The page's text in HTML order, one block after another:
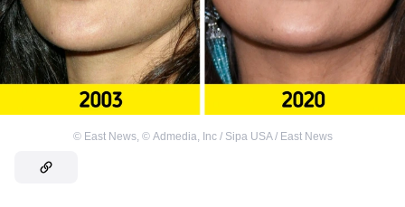
© East News, © Admedia, Inc / Sipa USA / East News